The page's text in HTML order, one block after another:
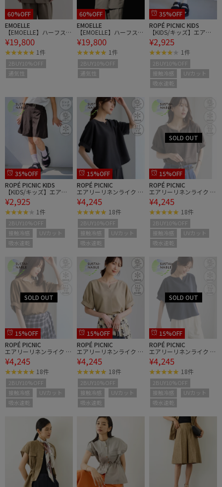
60%OFF
EMOELLE
【EMOELLE】ハーフスリ
ーブジャケット
¥19,800
1件
2BUY10%OFF
通気性
60%OFF
EMOELLE
【EMOELLE】ハーフスリ
ーブジャケット
¥19,800
1件
2BUY10%OFF
通気性
35%OFF
ROPÉ PICNIC KIDS
【KIDS/キッズ】エアリ
ーリネンライクベルト付
きキュロット/UVカッ
ト・接触冷感・吸水速乾
¥2,925
1件
2BUY10%OFF
接触冷感
UVカット
吸水速乾
35%OFF
ROPÉ PICNIC KIDS
【KIDS/キッズ】エアリ
ーリネンライクベルト付
きキュロット/UVカッ
ト・接触冷感・吸水速乾
¥2,925
1件
2BUY10%OFF
接触冷感
UVカット
吸水速乾
15%OFF
ROPÉ PICNIC
エアリーリネンライク キ
ーネックブラウス/接触
冷感・UVカット・速乾
¥4,245
18件
2BUY10%OFF
接触冷感
UVカット
吸水速乾
15%OFF
ROPÉ PICNIC
エアリーリネンライク キ
ーネックブラウス/接触
冷感・UVカット・速乾
¥4,245
18件
2BUY10%OFF
接触冷感
UVカット
吸水速乾
15%OFF
ROPÉ PICNIC
エアリーリネンライク キ
ーネックブラウス/接触
冷感・UVカット・速乾
¥4,245
18件
2BUY10%OFF
接触冷感
UVカット
吸水速乾
15%OFF
ROPÉ PICNIC
エアリーリネンライク キ
ーネックブラウス/接触
冷感・UVカット・速乾
¥4,245
18件
2BUY10%OFF
接触冷感
UVカット
吸水速乾
15%OFF
ROPÉ PICNIC
エアリーリネンライク キ
ーネックブラウス/接触
冷感・UVカット・速乾
¥4,245
18件
2BUY10%OFF
接触冷感
UVカット
吸水速乾